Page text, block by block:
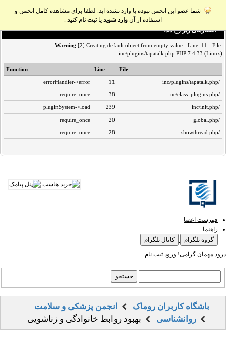
شما عضو این انجمن نبوده یا وارد نشده اید. لطفا برای مشاهده کامل انجمن و
استفاده از آن وارد شوید یاثبت نام کنید .
اخطار‌های زیر رخ داد:
Warning [2] Creating default object from empty value - Line: 11 - File:
inc/plugins/tapatalk.php PHP 7.4.33 (Linux)
File
Line
Function
/inc/plugins/tapatalk.php
11
errorHandler->error
/inc/class_plugins.php
38
require_once
/inc/init.php
239
pluginSystem->load
/global.php
20
require_once
/showthread.php
28
require_once
فهرست اعضا
راهنما
گروه تلگرام
کانال تلگرام
درود مهمان گرامی! ورود ثبت نام
باشگاه کاربران روماک
انجمن پزشکی و سلامت
روانشناسی
بهبود روابط خانوادگی و زناشویی